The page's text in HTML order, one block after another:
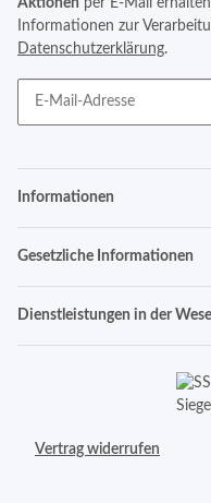
Aktionen per E-Mail
Informationen zur
Datenschutzerklärung.
Informationen
Gesetzliche Informationen
Dienstleistungen in der
Vertrag widerrufen